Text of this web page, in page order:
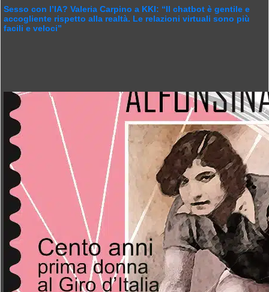
Sesso con l’IA? Valeria Carpino a KKI: “Il chatbot è gentile e
accogliente rispetto alla realtà. Le relazioni virtuali sono più
facili e veloci”